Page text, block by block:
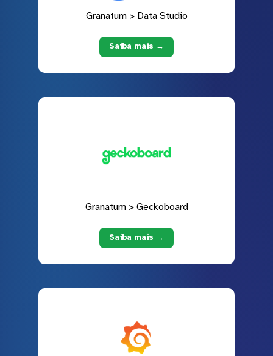
Granatum > Data Studio
Saiba mais →
Granatum > Geckoboard
Saiba mais →